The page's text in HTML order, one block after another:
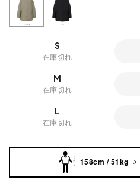
S
在庫切れ
M
在庫切れ
L
在庫切れ
158cm / 51kg